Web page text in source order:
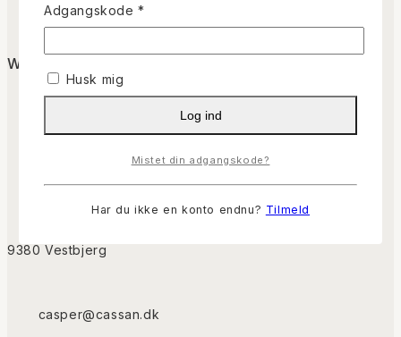
Blog
Webshop
Min Konto
Gå til Kassen
9380 Vestbjerg
casper@cassan.dk
Adgangskode*
Husk mig
Log ind
Mistet din adgangskode?
Har du ikke en konto endnu? Tilmeld